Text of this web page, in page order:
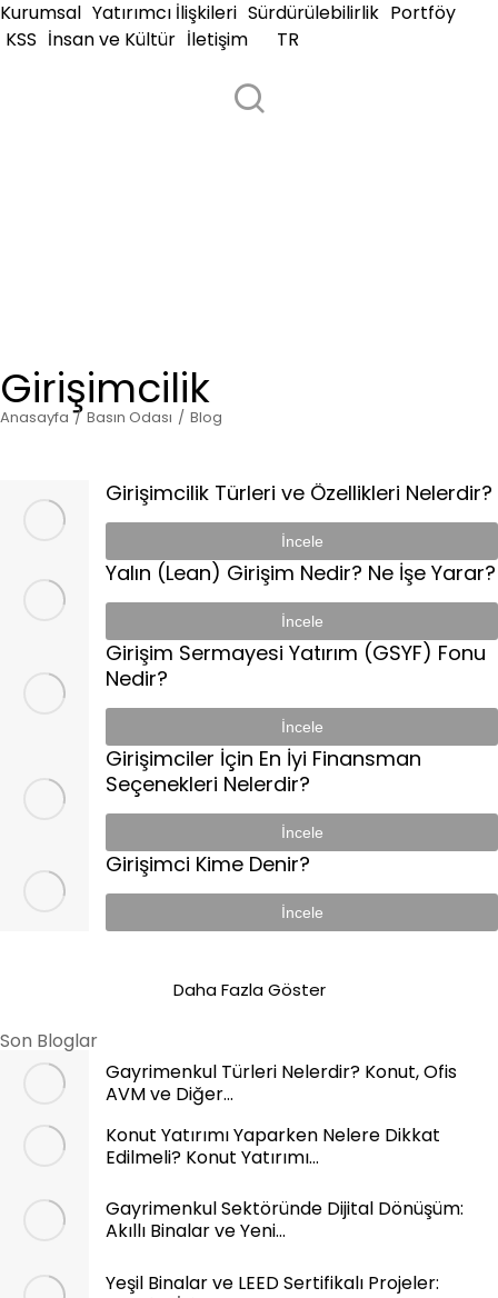
Kurumsal Yatırımcı İlişkileri Sürdürülebilirlik Portföy
KSS İnsan ve Kültür İletişim TR
Girişimcilik
You are here:
Anasayfa Basın Odası Blog
Girişimcilik Türleri ve Özellikleri Nelerdir?
İncele
Yalın (Lean) Girişim Nedir? Ne İşe Yarar?
İncele
Girişim Sermayesi Yatırım (GSYF) Fonu
Nedir?
İncele
Girişimciler İçin En İyi Finansman
Seçenekleri Nelerdir?
İncele
Girişimci Kime Denir?
İncele
Daha Fazla Göster
Son Bloglar
Gayrimenkul Türleri Nelerdir? Konut, Ofis
AVM ve Diğer…
Konut Yatırımı Yaparken Nelere Dikkat
Edilmeli? Konut Yatırımı…
Gayrimenkul Sektöründe Dijital Dönüşüm:
Akıllı Binalar ve Yeni…
Yeşil Binalar ve LEED Sertifikalı Projeler: